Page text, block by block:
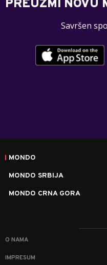
PREUZMI NOVU
Savršen
MONDO
MONDO SRBIJA
MONDO CRNA GORA
O NAMA
IMPRESUM